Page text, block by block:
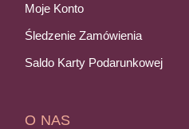
Moje Konto
Śledzenie Zamówienia
Saldo Karty Podarunkowej
O NAS